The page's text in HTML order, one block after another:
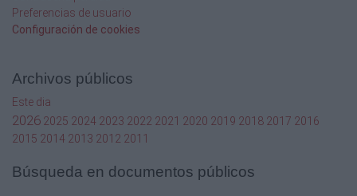
4)





Preferencias de usuario
Configuración de cookies
Archivos públicos
Este dia
2026 2025 2024 2023 2022 2021 2020 2019 2018 2017 2016
2015 2014 2013 2012 2011
Búsqueda en documentos públicos